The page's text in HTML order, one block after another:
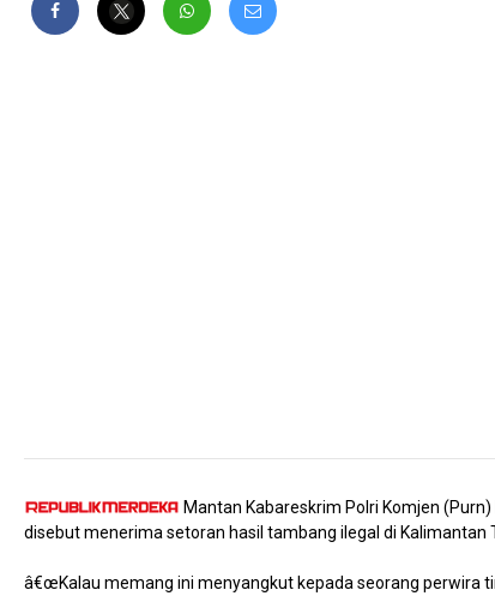
Mantan Kabareskrim Polri Komjen
disebut menerima setoran hasil tambang ilegal di Kalimantan
â€œKalau memang ini menyangkut kepada seorang perwira